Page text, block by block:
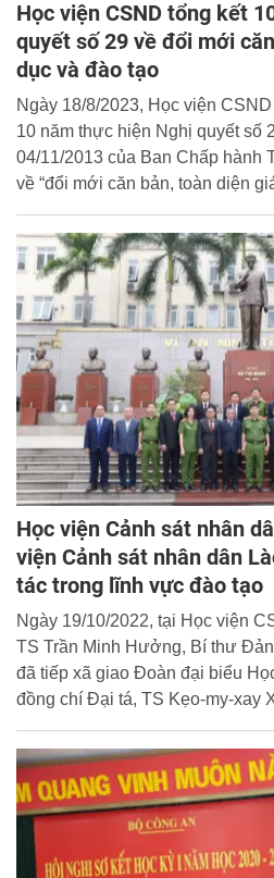
Học viện CSND tổng kết
quyết số 29 về đổi mới
dục và đào tạo
Ngày 18/8/2023, Học viện
10 năm thực hiện Nghị quyết số
04/11/2013 của Ban Chấp hành
về “đổi mới căn bản, toàn diện
kinh tế thị trường định hướng xã
quốc tế” về giáo dục đại học.
Học viện Cảnh sát nhân
viện Cảnh sát nhân dân
tác trong lĩnh vực đào tạo
Ngày 19/10/2022, tại Học viện
TS Trần Minh Hưởng, Bí thư
đã tiếp xã giao Đoàn đại biểu
đồng chí Đại tá, TS Kẹo-my-xay